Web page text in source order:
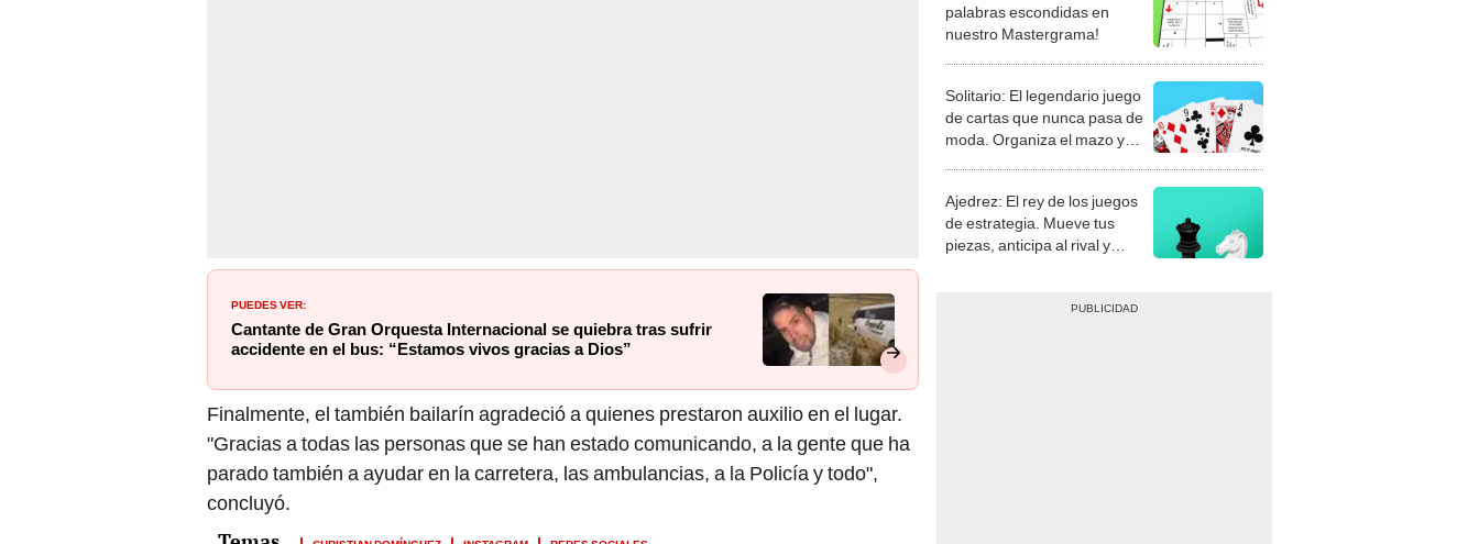
PUEDES VER:
Cantante de Gran Orquesta Internacional se quiebra tras sufrir
accidente en el bus: “Estamos vivos gracias a Dios”
Finalmente, el también bailarín agradeció a quienes prestaron auxilio en el lugar.
"Gracias a todas las personas que se han estado comunicando, a la gente que ha
parado también a ayudar en la carretera, las ambulancias, a la Policía y todo",
concluyó.
palabras escondidas en
nuestro Mastergrama!
Solitario: El legendario juego
de cartas que nunca pasa de
moda. Organiza el mazo y
Ajedrez: El rey de los juegos
de estrategia. Mueve tus
piezas, anticipa al rival y